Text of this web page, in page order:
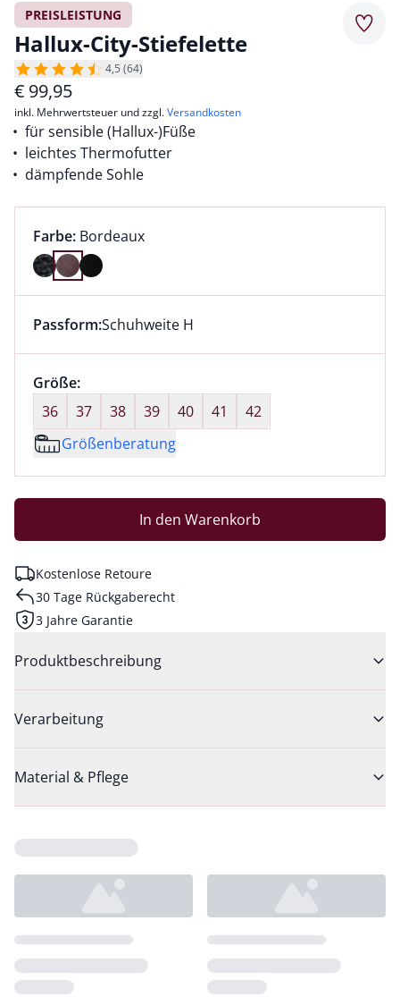
PREISLEISTUNG
Hallux-City-Stiefelette
4,5 (64)
€ 99,95
inkl. Mehrwertsteuer und zzgl.Versandkosten
für sensible (Hallux-)Füße
leichtes Thermofutter
dämpfende Sohle
Farbauswahl:
Farbe: aktuell ausgewählt:
Bordeaux
Farbe Bordeaux ausgewählt
Dieser Artikel hat die Passform Schuhweite H. für
Passform:Schuhweite H
Größenauswahl:
Größe:nichts ausgewählt
36
37 38 39 40 41
42
Größenberatung
In den Warenkorb
Kostenlose Retoure
30 Tage Rückgaberecht
3 Jahre Garantie
Produktbeschreibung
Verarbeitung
Material & Pflege